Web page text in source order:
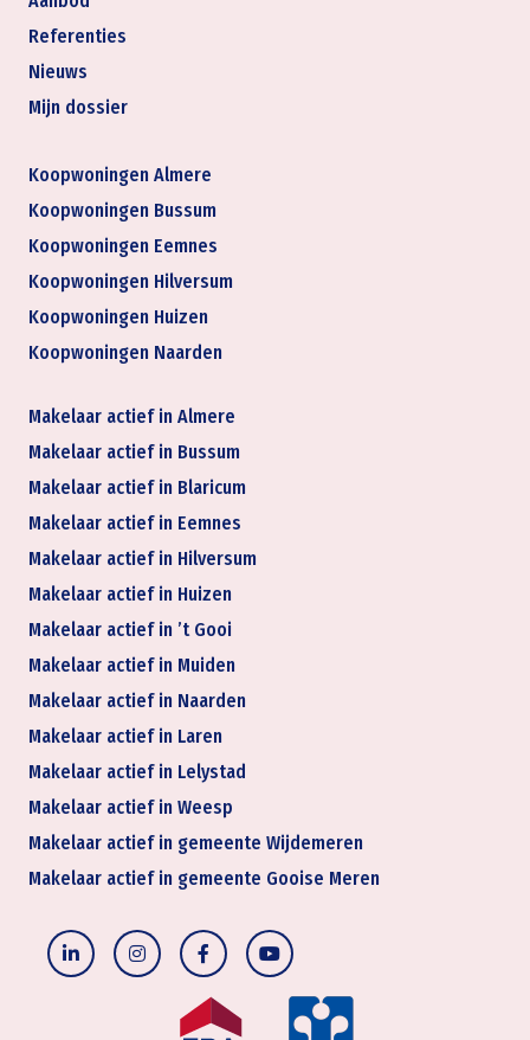
Referenties
Nieuws
Mijn dossier
Koopwoningen Almere
Koopwoningen Bussum
Koopwoningen Eemnes
Koopwoningen Hilversum
Koopwoningen Huizen
Koopwoningen Naarden
Makelaar actief in Almere
Makelaar actief in Bussum
Makelaar actief in Blaricum
Makelaar actief in Eemnes
Makelaar actief in Hilversum
Makelaar actief in Huizen
Makelaar actief in ’t Gooi
Makelaar actief in Muiden
Makelaar actief in Naarden
Makelaar actief in Laren
Makelaar actief in Lelystad
Makelaar actief in Weesp
Makelaar actief in gemeente Wijdemeren
Makelaar actief in gemeente Gooise Meren